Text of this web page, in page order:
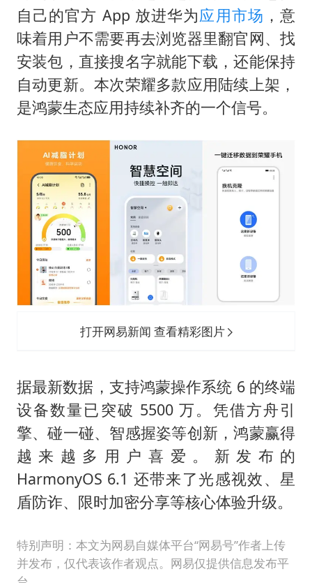
自己的官方 App 放进华为应用市场 ，意
味着用户不需要再去浏览器里翻官网、找
安装包，直接搜名字就能下载，还能保持
自动更新。本次荣耀多款应用陆续上架，
是鸿蒙生态应用持续补齐的一个信号。
打开网易新闻 查看精彩图片
据最新数据，支持鸿蒙操作系统 6 的终端
设备数量已突破 5500 万。凭借方舟引
擎、碰一碰、智感握姿等创新，鸿蒙赢得
越来越多用户喜爱。新发布的
HarmonyOS 6.1 还带来了光感视效、星
盾防诈、限时加密分享等核心体验升级。
特别声明：本文为网易自媒体平台“网易号”作者上传
并发布，仅代表该作者观点。网易仅提供信息发布平